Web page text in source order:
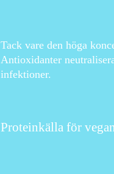
Tack vare den höga
Antioxidanter
infektioner.
Proteinkälla för